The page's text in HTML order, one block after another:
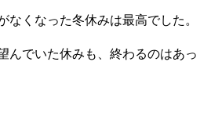
なくなった冬休みは最高でした。
んでいた休みも、終わるのはあっ